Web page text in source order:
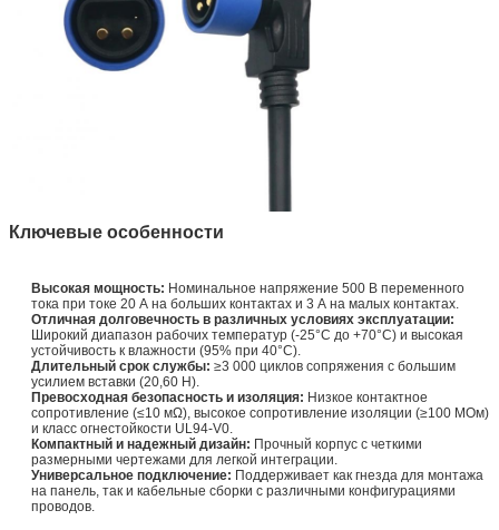
Ключевые особенности
Высокая мощность: Номинальное напряжение 500 В переменного
тока при токе 20 А на больших контактах и 3 А на малых контактах.
Отличная долговечность в различных условиях эксплуатации:
Широкий диапазон рабочих температур (-25°C до +70°C) и высокая
устойчивость к влажности (95% при 40°C).
Длительный срок службы: ≥3 000 циклов сопряжения с большим
усилием вставки (20,60 Н).
Превосходная безопасность и изоляция: Низкое контактное
сопротивление (≤10 мΩ), высокое сопротивление изоляции (≥100 МОм)
и класс огнестойкости UL94-V0.
Компактный и надежный дизайн: Прочный корпус с четкими
размерными чертежами для легкой интеграции.
Универсальное подключение: Поддерживает как гнезда для монтажа
на панель, так и кабельные сборки с различными конфигурациями
проводов.